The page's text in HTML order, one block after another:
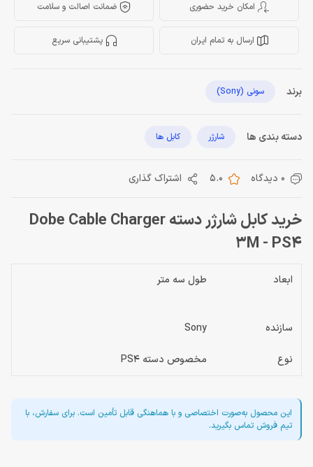
امکان خرید حضوری ضمانت اصالت و سلامت
ارسال به تمام ایران پشتیبانی سریع
برند سونی (Sony)
دسته بندی ها شارژر کابل ها
0 دیدگاه 5.0 اشتراک گذاری
خرید کابل شارژر دسته Dobe Cable Charger
3M - PS4
ابعاد طول سه متر
سازنده Sony
نوع مخصوص دسته PS4
این محصول به‌صورت اختصاصی و با هماهنگی قابل تأمین است. برای سفارش، با
تیم فروش تماس بگیرید.